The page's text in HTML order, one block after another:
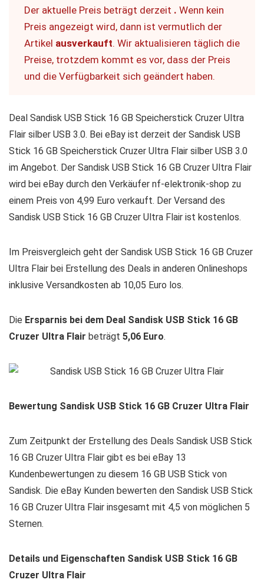
Der aktuelle Preis beträgt derzeit . Wenn kein
Preis angezeigt wird, dann ist vermutlich der
Artikel ausverkauft. Wir aktualisieren täglich die
Preise, trotzdem kommt es vor, dass der Preis
und die Verfügbarkeit sich geändert haben.
Deal Sandisk USB Stick 16 GB Speicherstick Cruzer Ultra
Flair silber USB 3.0. Bei eBay ist derzeit der Sandisk USB
Stick 16 GB Speicherstick Cruzer Ultra Flair silber USB 3.0
im Angebot. Der Sandisk USB Stick 16 GB Cruzer Ultra Flair
wird bei eBay durch den Verkäufer nf-elektronik-shop zu
einem Preis von 4,99 Euro verkauft. Der Versand des
Sandisk USB Stick 16 GB Cruzer Ultra Flair ist kostenlos.
Im Preisvergleich geht der Sandisk USB Stick 16 GB Cruzer
Ultra Flair bei Erstellung des Deals in anderen Onlineshops
inklusive Versandkosten ab 10,05 Euro los.
Die Ersparnis bei dem Deal Sandisk USB Stick 16 GB
Cruzer Ultra Flair beträgt 5,06 Euro.
Bewertung Sandisk USB Stick 16 GB Cruzer Ultra Flair
Zum Zeitpunkt der Erstellung des Deals Sandisk USB Stick
16 GB Cruzer Ultra Flair gibt es bei eBay 13
Kundenbewertungen zu diesem 16 GB USB Stick von
Sandisk. Die eBay Kunden bewerten den Sandisk USB Stick
16 GB Cruzer Ultra Flair insgesamt mit 4,5 von möglichen 5
Sternen.
Details und Eigenschaften Sandisk USB Stick 16 GB
Cruzer Ultra Flair